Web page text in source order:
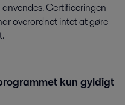
Certificeringen
overordnet intet at gøre
kun gyldigt